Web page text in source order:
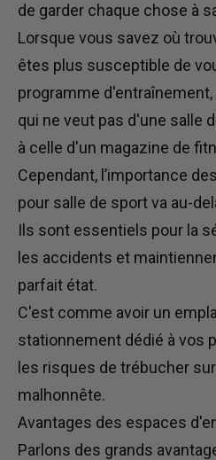
de garder chaque chose à
Lorsque vous savez où
êtes plus susceptible de
programme
qui ne veut pas d'une salle
à celle d'un magazine de
Cependant, l’importance
pour salle de sport va au-
Ils sont essentiels pour la
les accidents et
parfait état.
C'est comme avoir un
stationnement dédié à vos
les risques de trébucher
malhonnête.
Avantages des espaces
Parlons des grands